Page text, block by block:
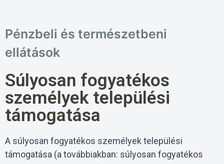
Pénzbeli és természetbeni
ellátások
Súlyosan fogyatékos
személyek települési
támogatása
A súlyosan fogyatékos személyek települési
támogatása (a továbbiakban: súlyosan fogyatékos